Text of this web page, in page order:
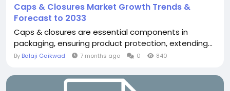
Caps & Closures Market Growth Trends &
Forecast to 2033
Caps & closures are essential components in
packaging, ensuring product protection, extending...
By Balaji Gaikwad 7 months ago 0 840